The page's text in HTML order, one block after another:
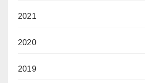
2021
2020
2019